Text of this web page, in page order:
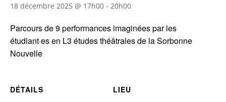
18 décembre 2025 @ 17h00 - 20h00
Parcours de 9 performances imaginées par les
étudiant·es en L3 études théâtrales de la Sorbonne
Nouvelle
DÉTAILS
LIEU